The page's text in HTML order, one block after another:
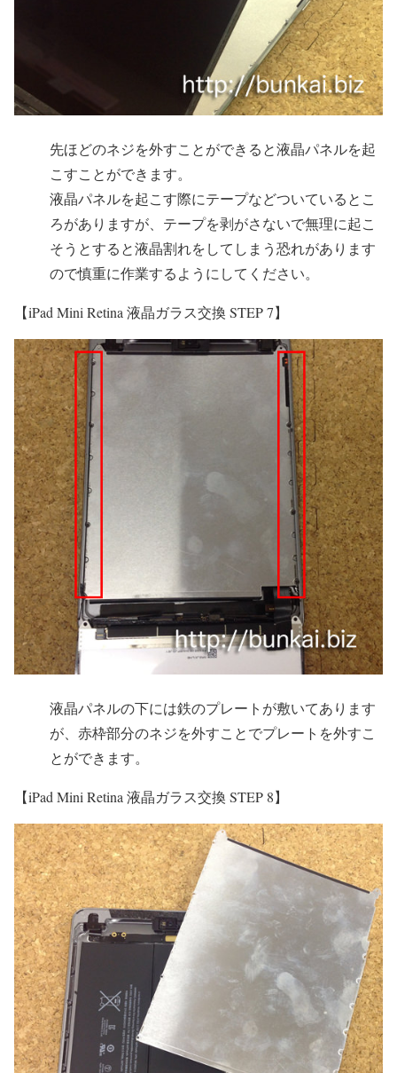
先ほどのネジを外すことができると液晶パネルを起
こすことができます。
液晶パネルを起こす際にテープなどついているとこ
ろがありますが、テープを剥がさないで無理に起こ
そうとすると液晶割れをしてしまう恐れがあります
ので慎重に作業するようにしてください。
【iPad Mini Retina 液晶ガラス交換 STEP 7】
液晶パネルの下には鉄のプレートが敷いてあります
が、赤枠部分のネジを外すことでプレートを外すこ
とができます。
【iPad Mini Retina 液晶ガラス交換 STEP 8】